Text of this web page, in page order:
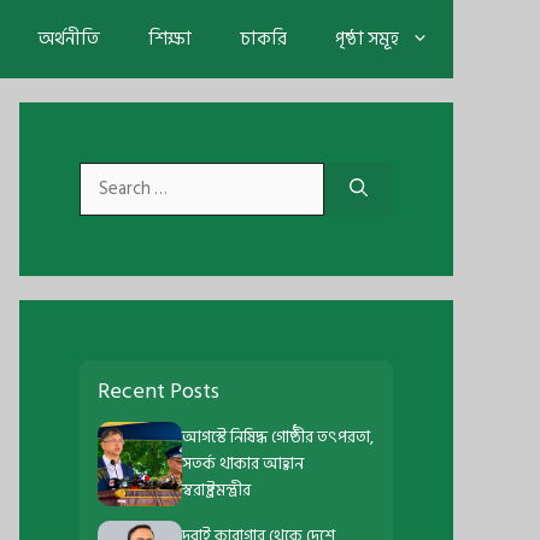
অর্থনীতি শিক্ষা চাকরি পৃষ্ঠা সমূহ
Search
for:
Recent Posts
আগস্টে নিষিদ্ধ গোষ্ঠীর তৎপরতা,
সতর্ক থাকার আহ্বান
স্বরাষ্ট্রমন্ত্রীর